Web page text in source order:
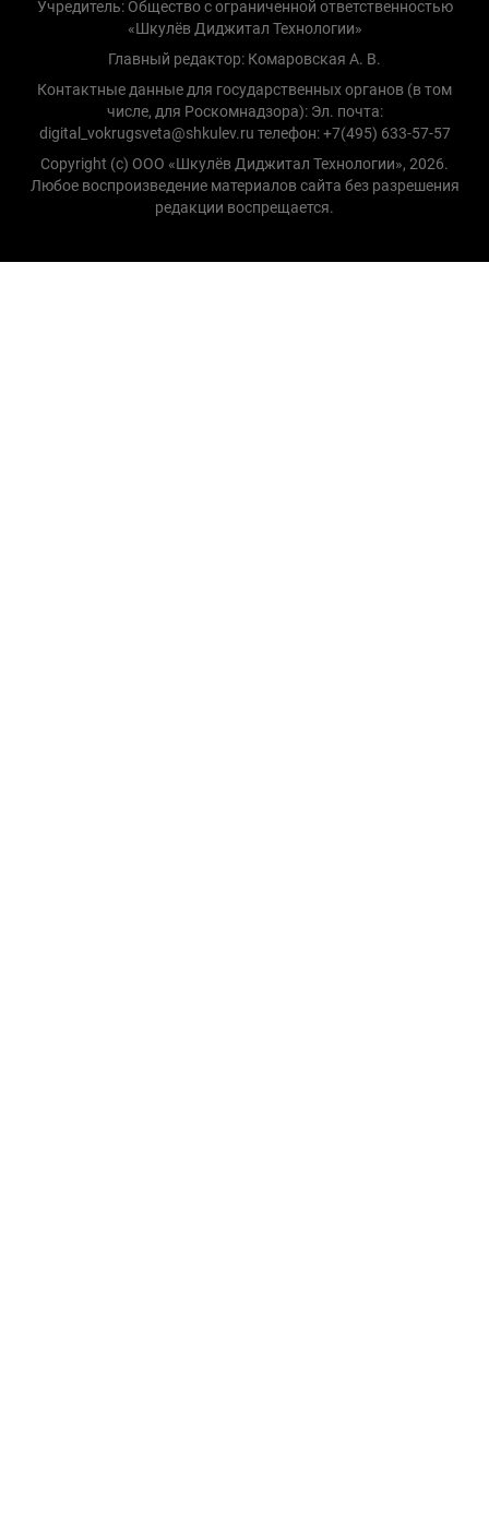
Учредитель: Общество с ограниченной ответственностью
«Шкулёв Диджитал Технологии»
Главный редактор: Комаровская А. В.
Контактные данные для государственных органов (в том
числе, для Роскомнадзора): Эл. почта:
digital_vokrugsveta@shkulev.ru телефон: +7(495) 633-57-57
Copyright (с) ООО «Шкулёв Диджитал Технологии», 2026.
Любое воспроизведение материалов сайта без разрешения
редакции воспрещается.